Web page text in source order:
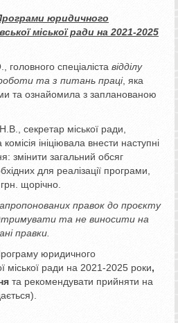
юридичного
міської ради на 2021-2025
спеціаліста відділу
та з питань праці, яка
та ознайомила з запланованою
секретар міської ради,
ініціювала внести наступні
змінити загальний обсяг
для реалізації програми,
щорічно.
правок до проєкту
та не виносити на
правки.
юридичного
міської ради на 2021-2025 роки,
та рекомендувати прийняти на